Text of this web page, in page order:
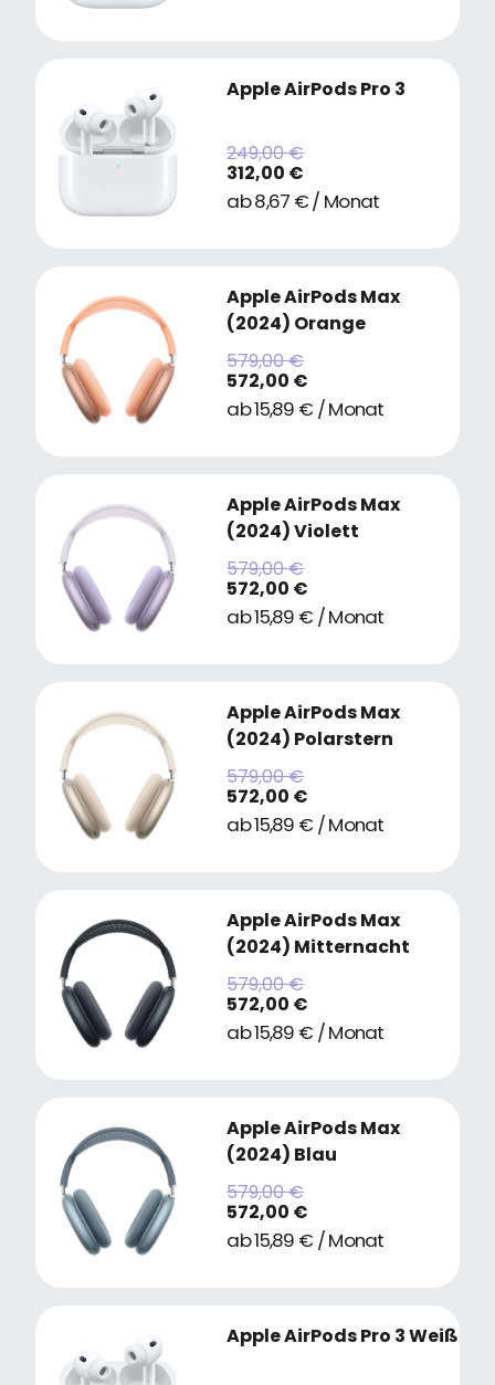
Apple AirPods Pro 3
249,00 €
312,00 €
ab 8,67 € / Monat
Apple AirPods Max
(2024) Orange
579,00 €
572,00 €
ab 15,89 € / Monat
Apple AirPods Max
(2024) Violett
579,00 €
572,00 €
ab 15,89 € / Monat
Apple AirPods Max
(2024) Polarstern
579,00 €
572,00 €
ab 15,89 € / Monat
Apple AirPods Max
(2024) Mitternacht
579,00 €
572,00 €
ab 15,89 € / Monat
Apple AirPods Max
(2024) Blau
579,00 €
572,00 €
ab 15,89 € / Monat
Apple AirPods Pro 3 Weiß